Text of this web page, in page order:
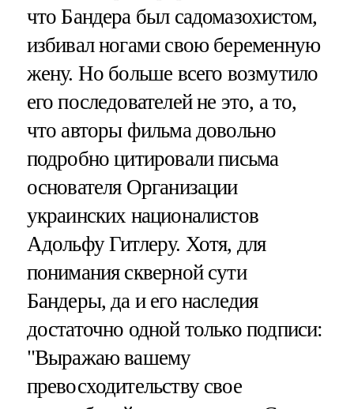
что Бандера был садомазохистом,
избивал ногами свою беременную
жену. Но больше всего возмутило
его последователей не это, а то,
что авторы фильма довольно
подробно цитировали письма
основателя Организации
украинских националистов
Адольфу Гитлеру. Хотя, для
понимания скверной сути
Бандеры, да и его наследия
достаточно одной только подписи:
"Выражаю вашему
превосходительству свое